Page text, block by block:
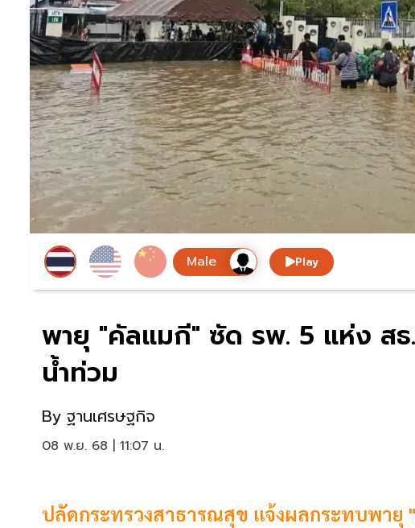
Play
พายุ "คัลแมกี" ซัด รพ. 5 แห่ง สธ
น้ำท่วม
By ฐานเศรษฐกิจ
08 พ.ย. 68 | 11:07 น.
ปลัดกระทรวงสาธารณสุข แจ้งผลกระทบพายุ